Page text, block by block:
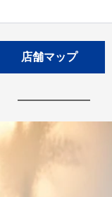
店舗マップ